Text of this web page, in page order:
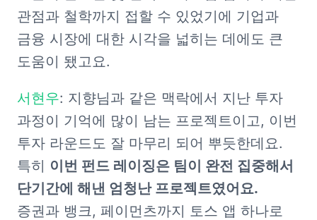
관점과 철학까지 접할 수 있었기에 기업과
금융 시장에 대한 시각을 넓히는 데에도 큰
도움이 됐고요.
서현우: 지향님과 같은 맥락에서 지난 투자
과정이 기억에 많이 남는 프로젝트이고, 이번
투자 라운드도 잘 마무리 되어 뿌듯한데요.
특히 이번 펀드 레이징은 팀이 완전 집중해서
단기간에 해낸 엄청난 프로젝트였어요.
증권과 뱅크, 페이먼츠까지 토스 앱 하나로